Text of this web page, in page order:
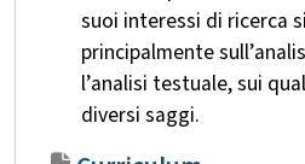
suoi interessi di ricerca
principalmente
l’analisi testuale, sui
diversi saggi.